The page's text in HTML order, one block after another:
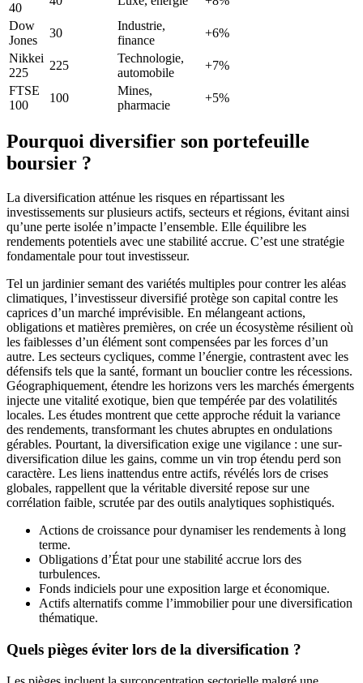
40
Dow
Jones
30
Industrie,
finance
+6%
Nikkei
225
225
Technologie,
automobile
+7%
FTSE
100
100
Mines,
pharmacie
+5%
Pourquoi diversifier son portefeuille
boursier ?
La diversification atténue les risques en répartissant les
investissements sur plusieurs actifs, secteurs et régions, évitant ainsi
qu’une perte isolée n’impacte l’ensemble. Elle équilibre les
rendements potentiels avec une stabilité accrue. C’est une stratégie
fondamentale pour tout investisseur.
Tel un jardinier semant des variétés multiples pour contrer les aléas
climatiques, l’investisseur diversifié protège son capital contre les
caprices d’un marché imprévisible. En mélangeant actions,
obligations et matières premières, on crée un écosystème résilient où
les faiblesses d’un élément sont compensées par les forces d’un
autre. Les secteurs cycliques, comme l’énergie, contrastent avec les
défensifs tels que la santé, formant un bouclier contre les récessions.
Géographiquement, étendre les horizons vers les marchés émergents
injecte une vitalité exotique, bien que tempérée par des volatilités
locales. Les études montrent que cette approche réduit la variance
des rendements, transformant les chutes abruptes en ondulations
gérables. Pourtant, la diversification exige une vigilance : une sur-
diversification dilue les gains, comme un vin trop étendu perd son
caractère. Les liens inattendus entre actifs, révélés lors de crises
globales, rappellent que la véritable diversité repose sur une
corrélation faible, scrutée par des outils analytiques sophistiqués.
Actions de croissance pour dynamiser les rendements à long
terme.
Obligations d’État pour une stabilité accrue lors des
turbulences.
Fonds indiciels pour une exposition large et économique.
Actifs alternatifs comme l’immobilier pour une diversification
thématique.
Quels pièges éviter lors de la diversification ?